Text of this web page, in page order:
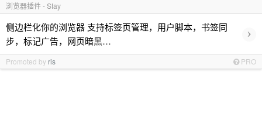
浏览器插件 - Stay
侧边栏化你的浏览器 支持标签页管理，用户脚本，书签同
步，标记广告，网页暗黑…
›
Promoted by ris PRO